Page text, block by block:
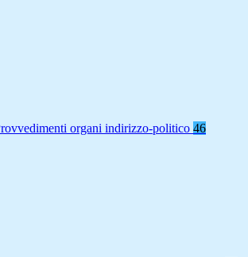
organi indirizzo-politico 46